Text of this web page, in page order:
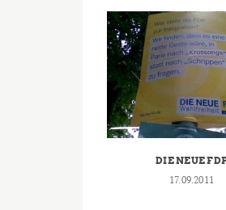
DIE NEUE
17.09.2011